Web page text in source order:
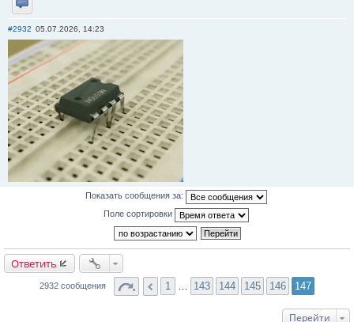
Отправить личное сообщение
#2932 05.07.2026, 14:23
Показать сообщения за:
Поле сортировки
Ответить
2932 сообщения 1 … 143 144 145 146 147
Перейти